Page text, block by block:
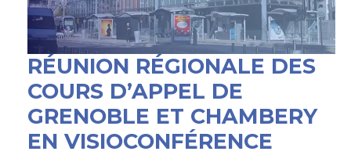
RÉUNION RÉGIONALE DES
COURS D’APPEL DE
GRENOBLE ET CHAMBERY
EN VISIOCONFÉRENCE